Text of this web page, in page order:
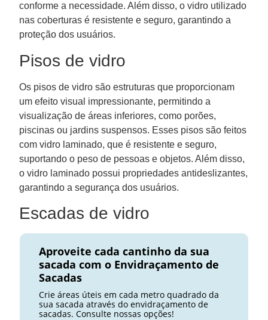
conforme a necessidade. Além disso, o vidro utilizado
nas coberturas é resistente e seguro, garantindo a
proteção dos usuários.
Pisos de vidro
Os pisos de vidro são estruturas que proporcionam
um efeito visual impressionante, permitindo a
visualização de áreas inferiores, como porões,
piscinas ou jardins suspensos. Esses pisos são feitos
com vidro laminado, que é resistente e seguro,
suportando o peso de pessoas e objetos. Além disso,
o vidro laminado possui propriedades antideslizantes,
garantindo a segurança dos usuários.
Escadas de vidro
Aproveite cada cantinho da sua
sacada com o Envidraçamento de
Sacadas
Crie áreas úteis em cada metro quadrado da
sua sacada através do envidraçamento de
sacadas. Consulte nossas opções!